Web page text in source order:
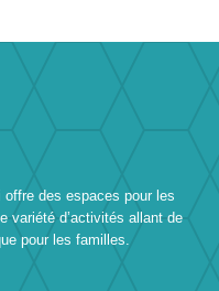
offre des espaces pour les
variété d’activités allant de
pour les familles.